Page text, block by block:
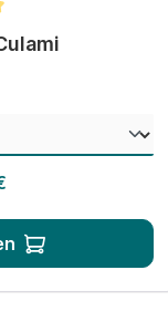
5 von 5 Sternen